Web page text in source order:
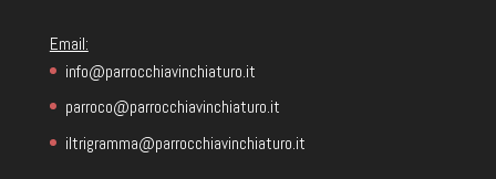
Email:
info@parrocchiavinchiaturo.it
parroco@parrocchiavinchiaturo.it
iltrigramma@parrocchiavinchiaturo.it